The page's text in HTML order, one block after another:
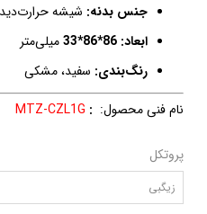
جنس بدنه: شیشه
ابعاد: 86*86*33
میلی‌متر
رنگ‌بندی: سفید، مشکی
نام فنی محصول: :
MTZ-CZL1G
پروتکل
زیگبی